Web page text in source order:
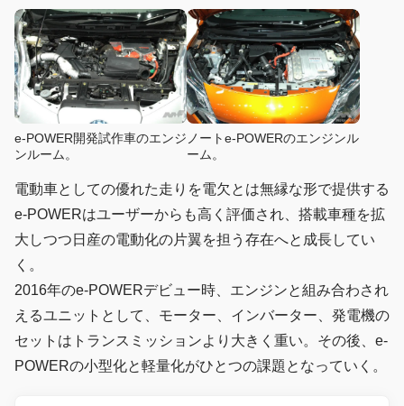
e-POWER開発試作車のエンジ
ンルーム。
ノートe-POWERのエンジンル
ーム。
電動車としての優れた走りを電欠とは無縁な形で提供する
e-POWERはユーザーからも高く評価され、搭載車種を拡
大しつつ日産の電動化の片翼を担う存在へと成長してい
く。
2016年のe-POWERデビュー時、エンジンと組み合わされ
えるユニットとして、モーター、インバーター、発電機の
セットはトランスミッションより大きく重い。その後、e-
POWERの小型化と軽量化がひとつの課題となっていく。